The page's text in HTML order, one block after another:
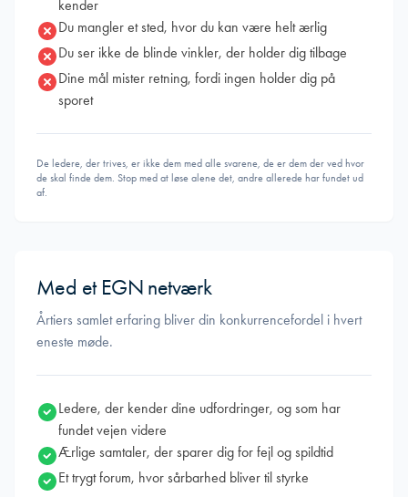
kender
Du mangler et sted, hvor du kan være helt ærlig
Du ser ikke de blinde vinkler, der holder dig tilbage
Dine mål mister retning, fordi ingen holder dig på
sporet
De ledere, der trives, er ikke dem med alle svarene, de er dem der ved hvor
de skal finde dem. Stop med at løse alene det, andre allerede har fundet ud
af.
Med et EGN netværk
Årtiers samlet erfaring bliver din konkurrencefordel i hvert
eneste møde.
Ledere, der kender dine udfordringer, og som har
fundet vejen videre
Ærlige samtaler, der sparer dig for fejl og spildtid
Et trygt forum, hvor sårbarhed bliver til styrke